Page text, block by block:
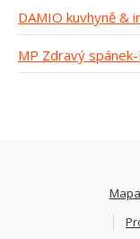
DAMIO kuvhyně &
MP Zdravý